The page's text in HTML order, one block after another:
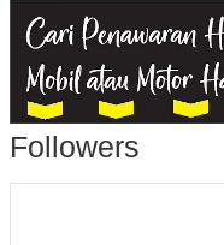
Followers